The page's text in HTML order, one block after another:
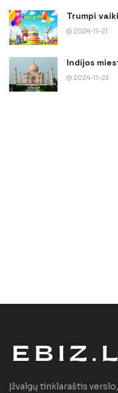
Trumpi
2024-11-21
Indijos
2024-11-23
Įžvalgų tinklaraštis